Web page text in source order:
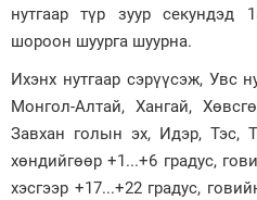
нутгаар түр зуур секундэд
шороон шуурга шуурна.
Ихэнх нутгаар сэрүүсэж, Увс
Монгол-Алтай, Хангай,
Завхан голын эх, Идэр, Тэс,
хөндийгөөр +1...+6 градус,
хэсгээр +17...+22 градус,